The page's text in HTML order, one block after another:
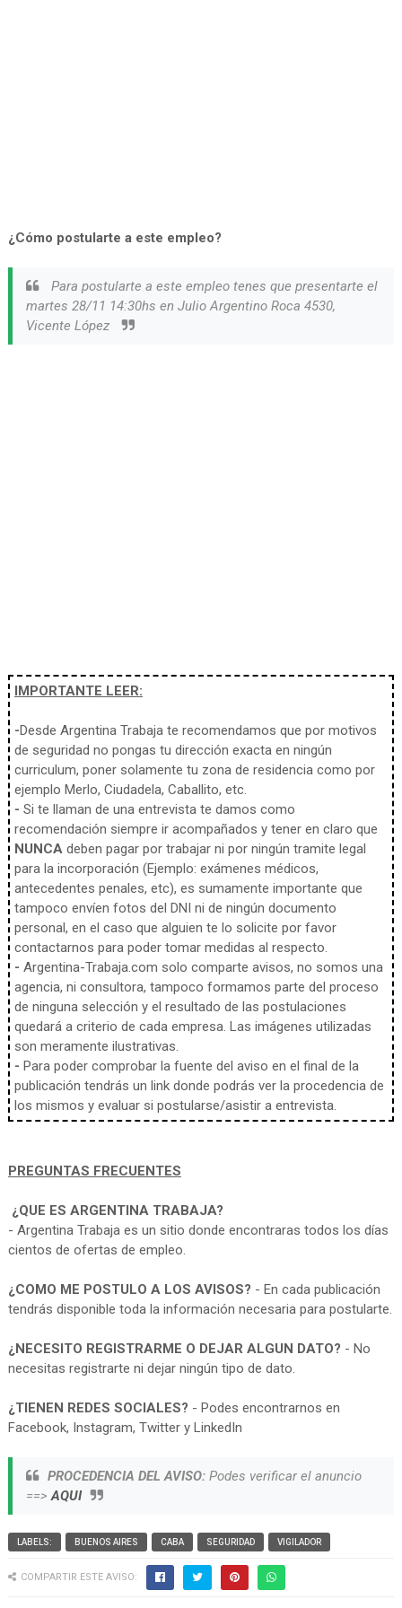
¿Cómo postularte a este empleo?
Para postularte a este empleo tenes que presentarte el
martes 28/11 14:30hs en Julio Argentino Roca 4530,
Vicente López
IMPORTANTE LEER:
-Desde Argentina Trabaja te recomendamos que por motivos
de seguridad no pongas tu dirección exacta en ningún
curriculum, poner solamente tu zona de residencia como por
ejemplo Merlo, Ciudadela, Caballito, etc.
- Si te llaman de una entrevista te damos como
recomendación siempre ir acompañados y tener en claro que
NUNCAdeben pagar por trabajar ni por ningún tramite legal
para la incorporación (Ejemplo: exámenes médicos,
antecedentes penales, etc), es sumamente importante que
tampoco envíen fotos del DNI ni de ningún documento
personal, en el caso que alguien te lo solicite por favor
contactarnos para poder tomar medidas al respecto.
- Argentina-Trabaja.com solo comparte avisos, no somos una
agencia, ni consultora, tampoco formamos parte del proceso
de ninguna selección y el resultado de las postulaciones
quedará a criterio de cada empresa. Las imágenes utilizadas
son meramente ilustrativas.
- Para poder comprobar la fuente del aviso en el final de la
publicación tendrás un link donde podrás ver la procedencia de
los mismos y evaluar si postularse/asistir a entrevista.
PREGUNTAS FRECUENTES
¿QUE ES ARGENTINA TRABAJA?
- Argentina Trabaja es un sitio donde encontraras todos los días
cientos de ofertas de empleo.
¿COMO ME POSTULO A LOS AVISOS? - En cada publicación
tendrás disponible toda la información necesaria para postularte.
¿NECESITO REGISTRARME O DEJAR ALGUN DATO? - No
necesitas registrarte ni dejar ningún tipo de dato.
¿TIENEN REDES SOCIALES? - Podes encontrarnos en
Facebook, Instagram, Twitter y LinkedIn
PROCEDENCIA DEL AVISO:Podes verificar el anuncio
==>AQUI
LABELS: BUENOS AIRES CABA SEGURIDAD VIGILADOR
COMPARTIR ESTE AVISO: